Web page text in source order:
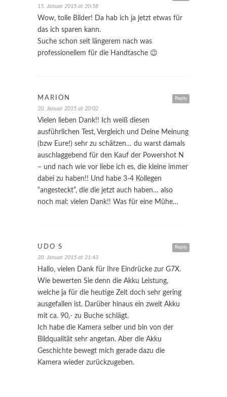
15. Januar 2015 at 20:58
Wow, tolle Bilder! Da hab ich ja jetzt etwas für
das ich sparen kann.
Suche schon seit längerem nach was
professionellem für die Handtasche 😉
Reply
MARION
20. Januar 2015 at 20:02
Vielen lieben Dank!! Ich weiß diesen
ausführlichen Test, Vergleich und Deine Meinung
(bzw Eure!) sehr zu schätzen… du warst damals
auschlaggebend für den Kauf der Powershot N
– und nach wie vor liebe ich es, die kleine immer
dabei zu haben!! Und habe 3-4 Kollegen
“angesteckt”, die die jetzt auch haben… also
noch mal: vielen Dank!! Was für eine Mühe…
Reply
UDO S
20. Januar 2015 at 21:43
Hallo, vielen Dank für Ihre Eindrücke zur G7X.
Wie bewerten Sie denn die Akku Leistung,
welche ja für die heutige Zeit doch sehr gering
ausgefallen ist. Darüber hinaus ein zweit Akku
mit ca. 90,- zu Buche schlägt.
Ich habe die Kamera selber und bin von der
Bildqualität sehr angetan. Aber die Akku
Geschichte bewegt mich gerade dazu die
Kamera wieder zurückzugeben.